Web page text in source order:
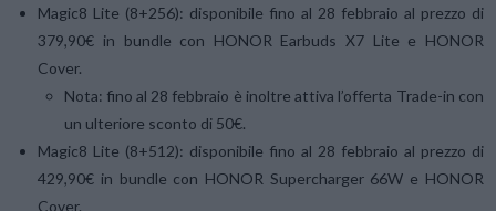
Magic8 Lite (8+256): disponibile fino al 28 febbraio al prezzo di
379,90€ in bundle con HONOR Earbuds X7 Lite e HONOR
Cover.
Nota: fino al 28 febbraio è inoltre attiva l’offerta Trade-in con
un ulteriore sconto di 50€.
Magic8 Lite (8+512): disponibile fino al 28 febbraio al prezzo di
429,90€ in bundle con HONOR Supercharger 66W e HONOR
Cover.